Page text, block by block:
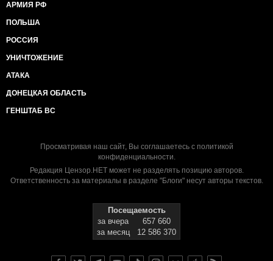
АРМИЯ РФ
ПОЛЬША
РОССИЯ
УНИЧТОЖЕНИЕ
АТАКА
ДОНЕЦКАЯ ОБЛАСТЬ
ГЕНШТАБ ВС
Просматривая наш сайт, Вы соглашаетесь с политикой
конфиденциальности.
Редакция Цензор.НЕТ может не разделять позицию авторов.
Ответственность за материалы в разделе "Блоги" несут авторы текстов.
Посещаемость
за вчера
657 660
за месяц
12 586 370